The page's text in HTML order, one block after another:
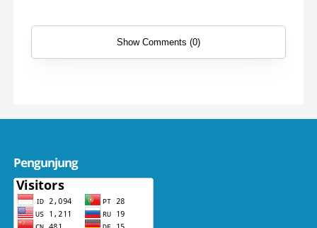
Show Comments (0)
Pengunjung